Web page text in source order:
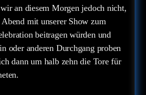
an diesem Morgen jedoch nicht,
mit unserer Show zum
beitragen würden und
oder anderen Durchgang proben
dann um halb zehn die Tore für